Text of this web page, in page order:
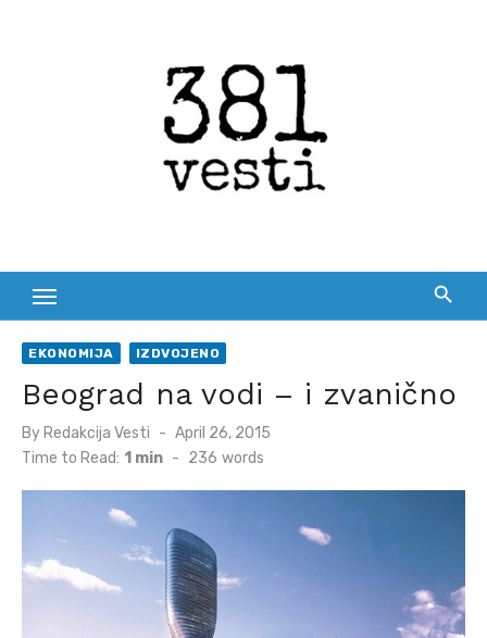
EKONOMIJA IZDVOJENO
Beograd na vodi – i zvanično
By Redakcija Vesti
Posted
on
April 26, 2015
Time to Read: 1 min - 236 words